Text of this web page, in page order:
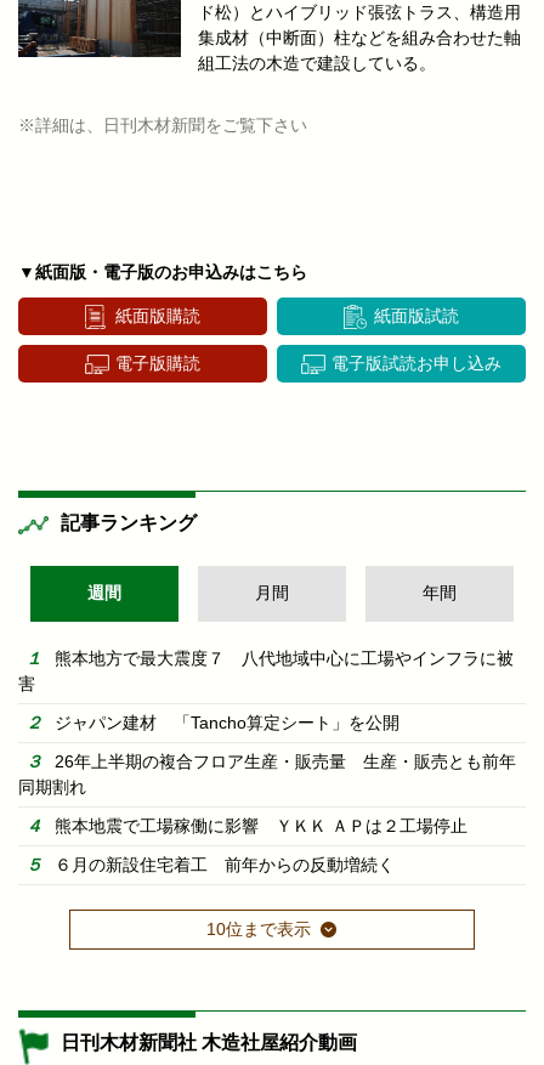
ド松）とハイブリッド張弦トラス、構造用
集成材（中断面）柱などを組み合わせた軸
組工法の木造で建設している。
※詳細は、日刊木材新聞をご覧下さい
▼紙面版・電子版のお申込みはこちら
紙面版購読 紙面版試読
電子版購読 電子版試読お申し込み
記事ランキング
週間 月間 年間
熊本地方で最大震度７ 八代地域中心に工場やインフラに被
害
ジャパン建材 「Tancho算定シート」を公開
26年上半期の複合フロア生産・販売量 生産・販売とも前年
同期割れ
熊本地震で工場稼働に影響 ＹＫＫ ＡＰは２工場停止
６月の新設住宅着工 前年からの反動増続く
10位まで表示
日刊木材新聞社 木造社屋紹介動画